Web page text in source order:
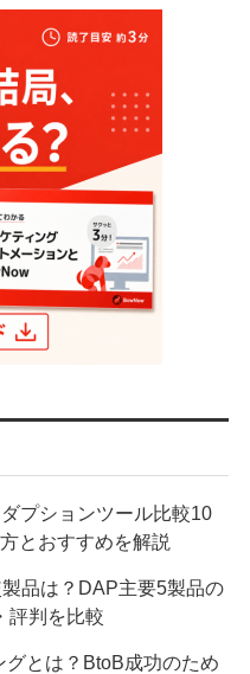
プションツール比較10
とおすすめを解説
品は？DAP主要5製品の
評判を比較
とは？BtoB成功のため